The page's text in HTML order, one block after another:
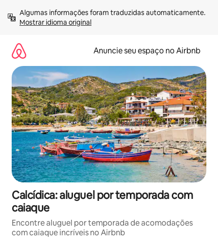
para
Mostrar idioma original
Anuncie seu espaço no Airbnb
Calcídica: aluguel por temporada com
caiaque
Encontre aluguel por temporada de acomodações
com caiaque incríveis no Airbnb